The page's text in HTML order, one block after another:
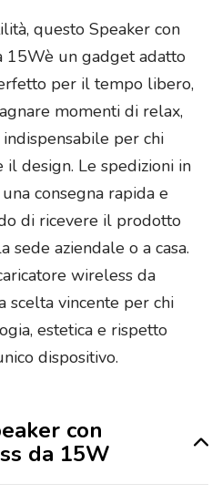
questo Speaker con
15Wè un gadget adatto
per il tempo libero,
momenti di relax,
per chi
il design. Le spedizioni in
consegna rapida e
di ricevere il prodotto
sede aziendale o a casa.
wireless da
scelta vincente per chi
estetica e rispetto
dispositivo.
con
da 15W